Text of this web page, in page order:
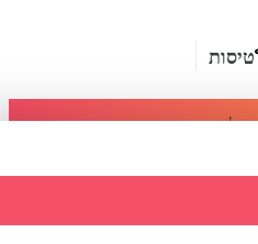
טיסות
מומלץ